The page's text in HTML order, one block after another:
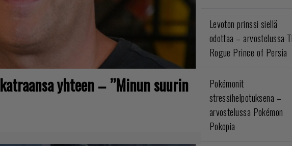
yhteen – ”Minun suurin
Levoton prinssi siellä
odottaa – arvostelussa
Rogue Prince of Persia
Pokémonit
stressihelpotuksena –
arvostelussa Pokémon
Pokopia